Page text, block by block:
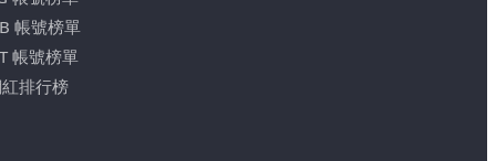
帳號榜單
帳號榜單
排行榜